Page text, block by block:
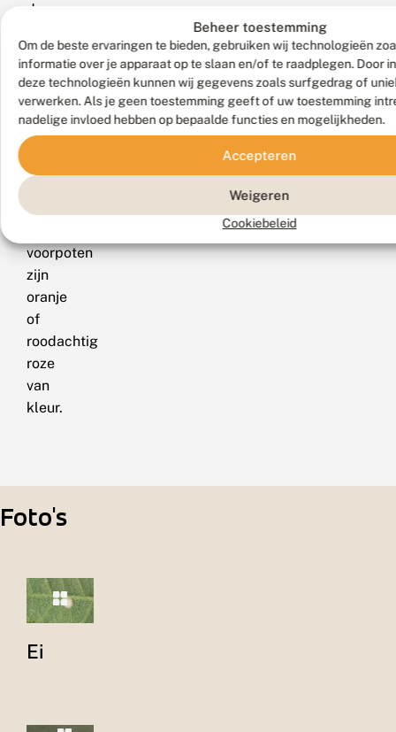
Beheer toestemming
Om de beste ervaringen te bieden, gebruiken wij technologieën
informatie over je apparaat op te slaan en/of te raadplegen. Door
deze technologieën kunnen wij gegevens zoals surfgedrag of
verwerken. Als je geen toestemming geeft of uw toestemming
nadelige invloed hebben op bepaalde functies en mogelijkheden.
Accepteren
Weigeren
Cookiebeleid
deze
een
spitser
toelopende
voorvleugel
en
palpen
voorpoten
zijn
oranje
of
roodachtig
roze
van
kleur.
Foto's
Ei